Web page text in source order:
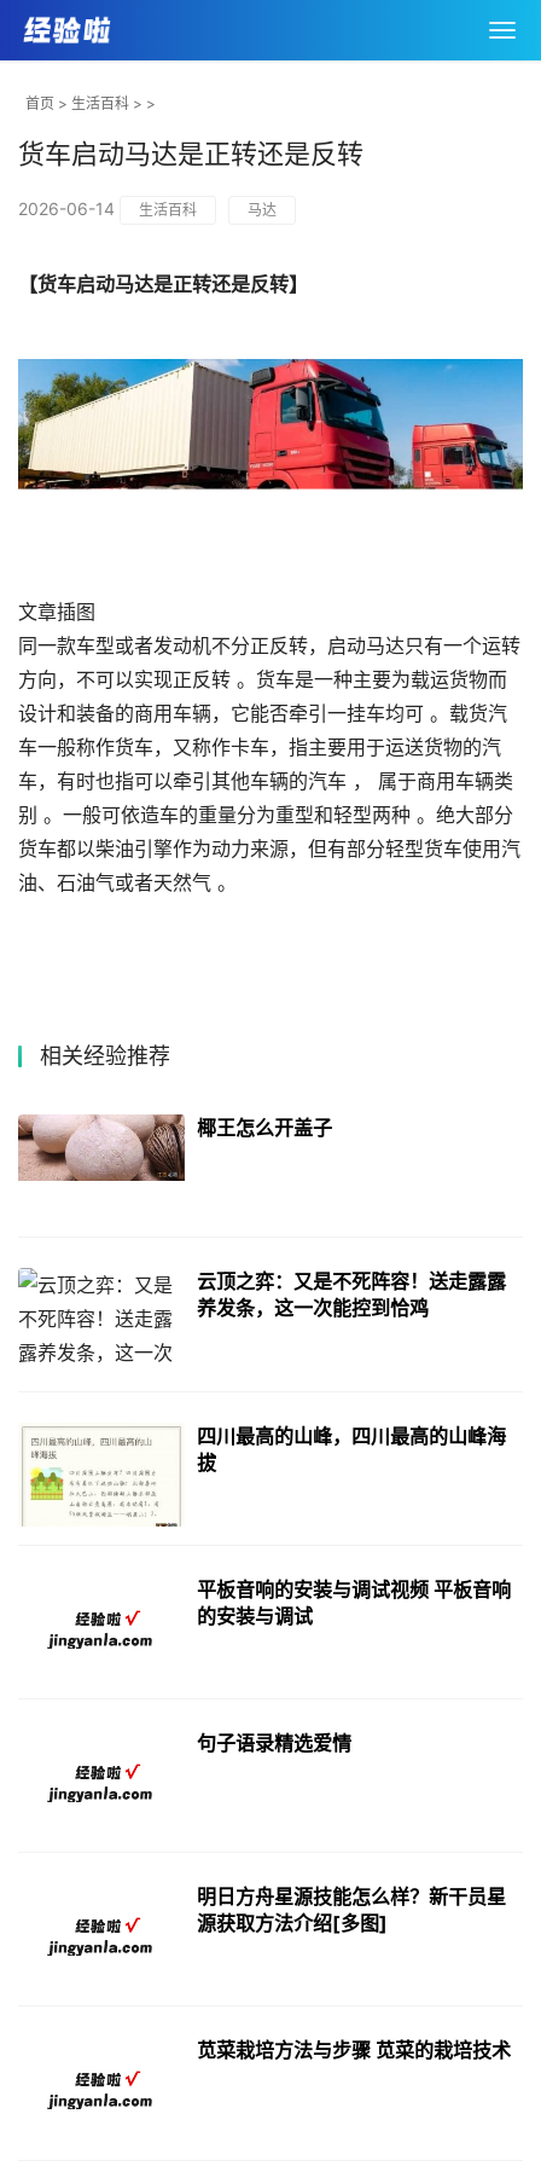
首页 > 生活百科 > >
货车启动马达是正转还是反转
2026-06-14 生活百科 马达
【货车启动马达是正转还是反转】
文章插图
同一款车型或者发动机不分正反转，启动马达只有一个运转
方向，不可以实现正反转 。货车是一种主要为载运货物而
设计和装备的商用车辆，它能否牵引一挂车均可 。载货汽
车一般称作货车，又称作卡车，指主要用于运送货物的汽
车，有时也指可以牵引其他车辆的汽车 ， 属于商用车辆类
别 。一般可依造车的重量分为重型和轻型两种 。绝大部分
货车都以柴油引擎作为动力来源，但有部分轻型货车使用汽
油、石油气或者天然气 。
相关经验推荐
椰王怎么开盖子
云顶之弈：又是不死阵容！送走露露
养发条，这一次能控到恰鸡
四川最高的山峰，四川最高的山峰海
拔
平板音响的安装与调试视频 平板音响
的安装与调试
句子语录精选爱情
明日方舟星源技能怎么样？新干员星
源获取方法介绍[多图]
苋菜栽培方法与步骤 苋菜的栽培技术